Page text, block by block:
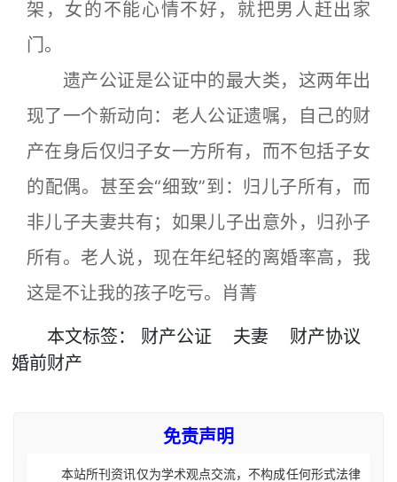
架，女的不能心情不好，就把男人赶出家
门。
遗产公证是公证中的最大类，这两年出
现了一个新动向：老人公证遗嘱，自己的财
产在身后仅归子女一方所有，而不包括子女
的配偶。甚至会“细致”到：归儿子所有，而
非儿子夫妻共有；如果儿子出意外，归孙子
所有。老人说，现在年纪轻的离婚率高，我
这是不让我的孩子吃亏。肖菁
本文标签： 财产公证 夫妻
财产协议
婚前财产
免责声明
本站所刊资讯仅为学术观点交流，不构成任何形式法律